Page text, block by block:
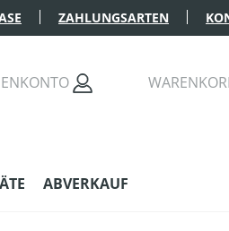
ZAHLUNGSARTEN
ABVERKAUF